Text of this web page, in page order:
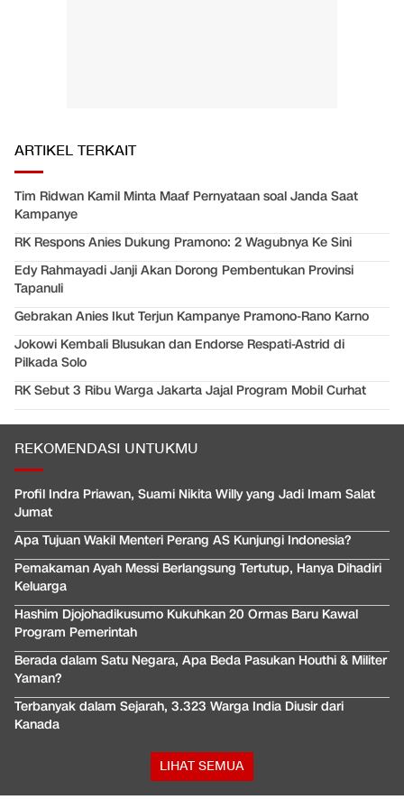
ARTIKEL TERKAIT
Tim Ridwan Kamil Minta Maaf Pernyataan soal Janda Saat
Kampanye
RK Respons Anies Dukung Pramono: 2 Wagubnya Ke Sini
Edy Rahmayadi Janji Akan Dorong Pembentukan Provinsi
Tapanuli
Gebrakan Anies Ikut Terjun Kampanye Pramono-Rano Karno
Jokowi Kembali Blusukan dan Endorse Respati-Astrid di
Pilkada Solo
RK Sebut 3 Ribu Warga Jakarta Jajal Program Mobil Curhat
REKOMENDASI UNTUKMU
Profil Indra Priawan, Suami Nikita Willy yang Jadi Imam Salat
Jumat
Apa Tujuan Wakil Menteri Perang AS Kunjungi Indonesia?
Pemakaman Ayah Messi Berlangsung Tertutup, Hanya Dihadiri
Keluarga
Hashim Djojohadikusumo Kukuhkan 20 Ormas Baru Kawal
Program Pemerintah
Berada dalam Satu Negara, Apa Beda Pasukan Houthi & Militer
Yaman?
Terbanyak dalam Sejarah, 3.323 Warga India Diusir dari
Kanada
LIHAT SEMUA